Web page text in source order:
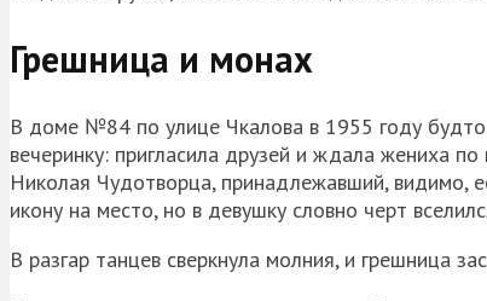
Грешница и монах
В доме №84 по улице Чкалова в 1955 году
вечеринку: пригласила друзей и ждала жениха
Николая Чудотворца, принадлежавший, видимо,
икону на место, но в девушку словно черт
В разгар танцев сверкнула молния, и грешница